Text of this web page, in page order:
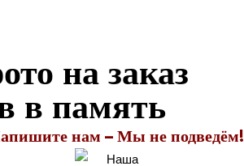
на заказ
в память
нам – Мы не подведём!